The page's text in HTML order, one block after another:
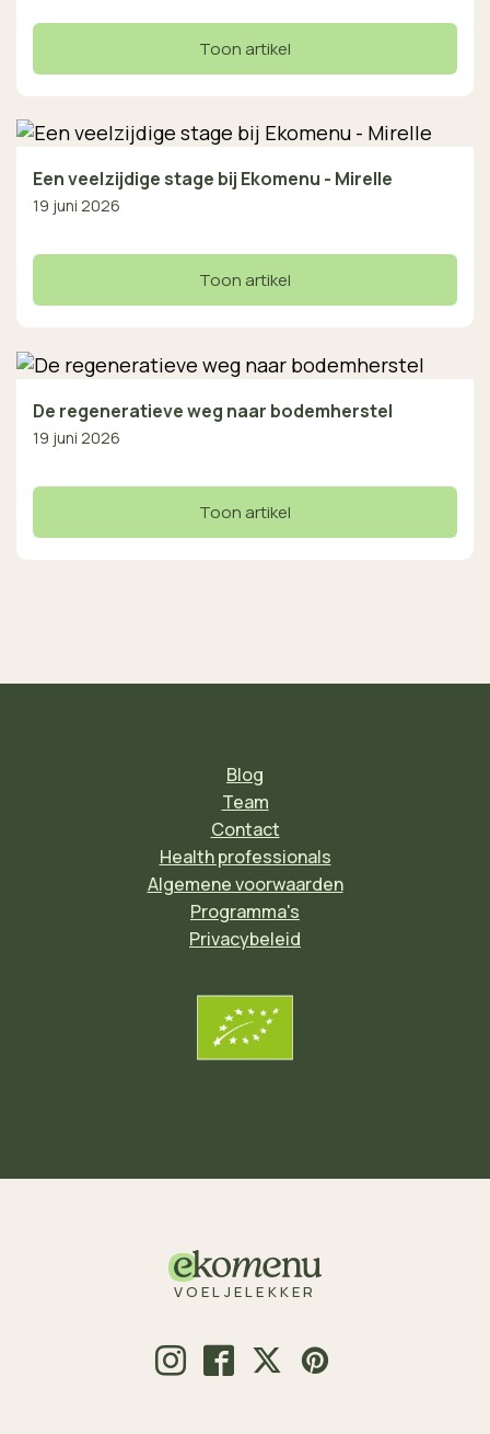
Toon artikel
Een veelzijdige stage bij Ekomenu - Mirelle
19 juni 2026
Toon artikel
De regeneratieve weg naar bodemherstel
19 juni 2026
Toon artikel
Blog
Team
Contact
Health professionals
Algemene voorwaarden
Programma's
Privacybeleid
VOELJELEKKER